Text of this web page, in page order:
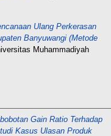
Ulang Perkerasan
Banyuwangi (Metode
Muhammadiyah
Gain Ratio Terhadap
Kasus Ulasan Produk